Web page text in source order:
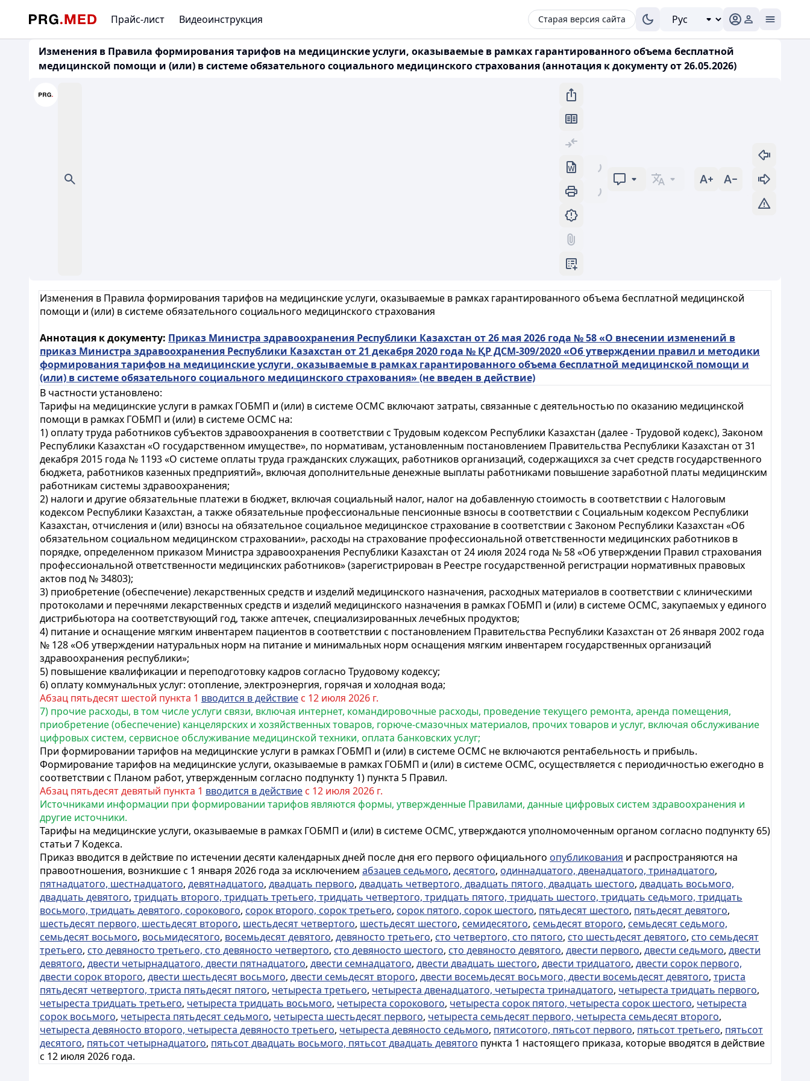
Прайс-лист Видеоинструкция Старая версия сайта
Изменения в Правила формирования тарифов на медицинские услуги, оказываемые в рамках гарантированного объема бесплатной
медицинской помощи и (или) в системе обязательного социального медицинского страхования (аннотация к документу от 26.05.2026)
Изменения в Правила формирования тарифов на медицинские услуги, оказываемые в рамках гарантированного объема бесплатной медицинской
помощи и (или) в системе обязательного социального медицинского страхования
Аннотация к документу: Приказ Министра здравоохранения Республики Казахстан от 26 мая 2026 года № 58 «О внесении изменений в
приказ Министра здравоохранения Республики Казахстан от 21 декабря 2020 года № ҚР ДСМ-309/2020 «Об утверждении правил и методики
формирования тарифов на медицинские услуги, оказываемые в рамках гарантированного объема бесплатной медицинской помощи и
(или) в системе обязательного социального медицинского страхования» (не введен в действие)
В частности установлено:
Тарифы на медицинские услуги в рамках ГОБМП и (или) в системе ОСМС включают затраты, связанные с деятельностью по оказанию медицинской
помощи в рамках ГОБМП и (или) в системе ОСМС на:
1) оплату труда работников субъектов здравоохранения в соответствии с Трудовым кодексом Республики Казахстан (далее - Трудовой кодекс), Законом
Республики Казахстан «О государственном имуществе», по нормативам, установленным постановлением Правительства Республики Казахстан от 31
декабря 2015 года № 1193 «О системе оплаты труда гражданских служащих, работников организаций, содержащихся за счет средств государственного
бюджета, работников казенных предприятий», включая дополнительные денежные выплаты работниками повышение заработной платы медицинским
работникам системы здравоохранения;
2) налоги и другие обязательные платежи в бюджет, включая социальный налог, налог на добавленную стоимость в соответствии с Налоговым
кодексом Республики Казахстан, а также обязательные профессиональные пенсионные взносы в соответствии с Социальным кодексом Республики
Казахстан, отчисления и (или) взносы на обязательное социальное медицинское страхование в соответствии с Законом Республики Казахстан «Об
обязательном социальном медицинском страховании», расходы на страхование профессиональной ответственности медицинских работников в
порядке, определенном приказом Министра здравоохранения Республики Казахстан от 24 июля 2024 года № 58 «Об утверждении Правил страхования
профессиональной ответственности медицинских работников» (зарегистрирован в Реестре государственной регистрации нормативных правовых
актов под № 34803);
3) приобретение (обеспечение) лекарственных средств и изделий медицинского назначения, расходных материалов в соответствии с клиническими
протоколами и перечнями лекарственных средств и изделий медицинского назначения в рамках ГОБМП и (или) в системе ОСМС, закупаемых у единого
дистрибьютора на соответствующий год, также аптечек, специализированных лечебных продуктов;
4) питание и оснащение мягким инвентарем пациентов в соответствии с постановлением Правительства Республики Казахстан от 26 января 2002 года
№ 128 «Об утверждении натуральных норм на питание и минимальных норм оснащения мягким инвентарем государственных организаций
здравоохранения республики»;
5) повышение квалификации и переподготовку кадров согласно Трудовому кодексу;
6) оплату коммунальных услуг: отопление, электроэнергия, горячая и холодная вода;
Абзац пятьдесят шестой пункта 1 вводится в действие с 12 июля 2026 г.
7) прочие расходы, в том числе услуги связи, включая интернет, командировочные расходы, проведение текущего ремонта, аренда помещения,
приобретение (обеспечение) канцелярских и хозяйственных товаров, горюче-смазочных материалов, прочих товаров и услуг, включая обслуживание
цифровых систем, сервисное обслуживание медицинской техники, оплата банковских услуг;
При формировании тарифов на медицинские услуги в рамках ГОБМП и (или) в системе ОСМС не включаются рентабельность и прибыль.
Формирование тарифов на медицинские услуги, оказываемые в рамках ГОБМП и (или) в системе ОСМС, осуществляется с периодичностью ежегодно в
соответствии с Планом работ, утвержденным согласно подпункту 1) пункта 5 Правил.
Абзац пятьдесят девятый пункта 1 вводится в действие с 12 июля 2026 г.
Источниками информации при формировании тарифов являются формы, утвержденные Правилами, данные цифровых систем здравоохранения и
другие источники.
Тарифы на медицинские услуги, оказываемые в рамках ГОБМП и (или) в системе ОСМС, утверждаются уполномоченным органом согласно подпункту 65)
статьи 7 Кодекса.
Приказ вводится в действие по истечении десяти календарных дней после дня его первого официального опубликования и распространяются на
правоотношения, возникшие с 1 января 2026 года за исключением абзацев седьмого, десятого, одиннадцатого, двенадцатого, тринадцатого,
пятнадцатого, шестнадцатого, девятнадцатого, двадцать первого, двадцать четвертого, двадцать пятого, двадцать шестого, двадцать восьмого,
двадцать девятого, тридцать второго, тридцать третьего, тридцать четвертого, тридцать пятого, тридцать шестого, тридцать седьмого, тридцать
восьмого, тридцать девятого, сорокового, сорок второго, сорок третьего, сорок пятого, сорок шестого, пятьдесят шестого, пятьдесят девятого,
шестьдесят первого, шестьдесят второго, шестьдесят четвертого, шестьдесят шестого, семидесятого, семьдесят второго, семьдесят седьмого,
семьдесят восьмого, восьмидесятого, восемьдесят девятого, девяносто третьего, сто четвертого, сто пятого, сто шестьдесят девятого, сто семьдесят
третьего, сто девяносто третьего, сто девяносто четвертого, сто девяносто шестого, сто девяносто девятого, двести первого, двести седьмого, двести
девятого, двести четырнадцатого, двести пятнадцатого, двести семнадцатого, двести двадцать шестого, двести тридцатого, двести сорок первого,
двести сорок второго, двести шестьдесят восьмого, двести семьдесят второго, двести восемьдесят восьмого, двести восемьдесят девятого, триста
пятьдесят четвертого, триста пятьдесят пятого, четыреста третьего, четыреста двенадцатого, четыреста тринадцатого, четыреста тридцать первого,
четыреста тридцать третьего, четыреста тридцать восьмого, четыреста сорокового, четыреста сорок пятого, четыреста сорок шестого, четыреста
сорок восьмого, четыреста пятьдесят седьмого, четыреста шестьдесят первого, четыреста семьдесят первого, четыреста семьдесят второго,
четыреста девяносто второго, четыреста девяносто третьего, четыреста девяносто седьмого, пятисотого, пятьсот первого, пятьсот третьего, пятьсот
десятого, пятьсот четырнадцатого, пятьсот двадцать восьмого, пятьсот двадцать девятого пункта 1 настоящего приказа, которые вводятся в действие
с 12 июля 2026 года.